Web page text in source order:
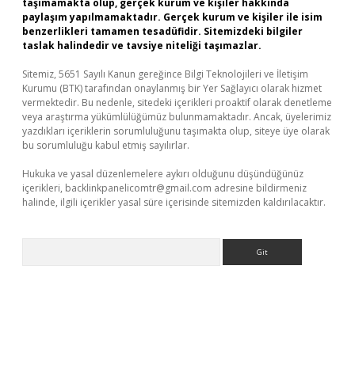
taşımamakta olup, gerçek kurum ve kişiler hakkında
paylaşım yapılmamaktadır. Gerçek kurum ve kişiler ile isim
benzerlikleri tamamen tesadüfidir. Sitemizdeki bilgiler
taslak halindedir ve tavsiye niteliği taşımazlar.
Sitemiz, 5651 Sayılı Kanun gereğince Bilgi Teknolojileri ve İletişim
Kurumu (BTK) tarafından onaylanmış bir Yer Sağlayıcı olarak hizmet
vermektedir. Bu nedenle, sitedeki içerikleri proaktif olarak denetleme
veya araştırma yükümlülüğümüz bulunmamaktadır. Ancak, üyelerimiz
yazdıkları içeriklerin sorumluluğunu taşımakta olup, siteye üye olarak
bu sorumluluğu kabul etmiş sayılırlar.
Hukuka ve yasal düzenlemelere aykırı olduğunu düşündüğünüz
içerikleri, backlinkpanelicomtr@gmail.com adresine bildirmeniz
halinde, ilgili içerikler yasal süre içerisinde sitemizden kaldırılacaktır.